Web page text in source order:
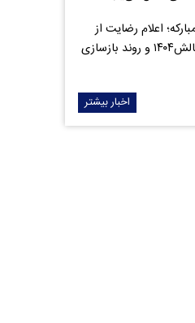
اعلام رضایت از
عملکرد مثبت در سال پرچالش۱۴۰۴ و روند بازسازی
اخبار بیشتر